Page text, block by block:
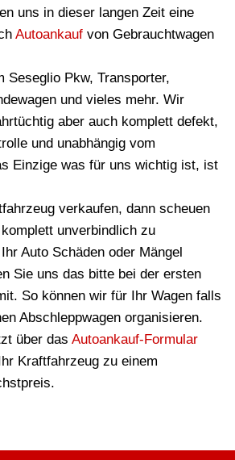
uns in dieser langen Zeit eine
Autoankauf von Gebrauchtwagen
Seseglio Pkw, Transporter,
und vieles mehr. Wir
aber auch komplett defekt,
und unabhängig vom
Einzige was für uns wichtig ist, ist
verkaufen, dann scheuen
unverbindlich zu
Auto Schäden oder Mängel
Sie uns das bitte bei der ersten
So können wir für Ihr Wagen falls
Abschleppwagen organisieren.
über das Autoankauf-Formular
Kraftfahrzeug zu einem